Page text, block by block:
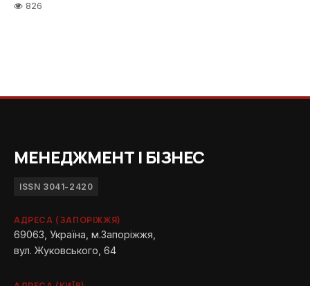
826
МЕНЕДЖМЕНТ І БІЗНЕС
ISSN 3041-2420
АДРЕСА (ЗАПОРІЖЖЯ)
69063, Україна, м.Запоріжжя,
вул. Жуковського, 64